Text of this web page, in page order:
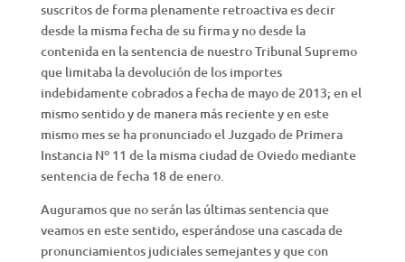
suscritos de forma plenamente retroactiva es decir
desde la misma fecha de su firma y no desde la
contenida en la sentencia de nuestro Tribunal Supremo
que limitaba la devolución de los importes
indebidamente cobrados a fecha de mayo de 2013; en el
mismo sentido y de manera más reciente y en este
mismo mes se ha pronunciado el Juzgado de Primera
Instancia Nº 11 de la misma ciudad de Oviedo mediante
sentencia de fecha 18 de enero.
Auguramos que no serán las últimas sentencia que
veamos en este sentido, esperándose una cascada de
pronunciamientos judiciales semejantes y que con